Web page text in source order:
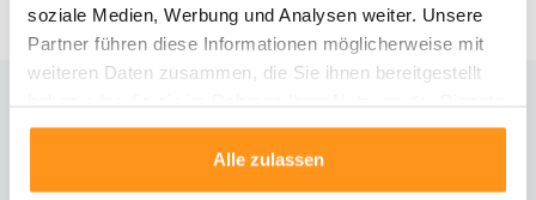
soziale Medien, Werbung und Analysen weiter. Unsere
Partner führen diese Informationen möglicherweise mit
weiteren Daten zusammen, die Sie ihnen bereitgestellt
gesammelt haben.
Alle zulassen
Brauchst du Hilfe?
Kontaktiere unseren Kundenservice